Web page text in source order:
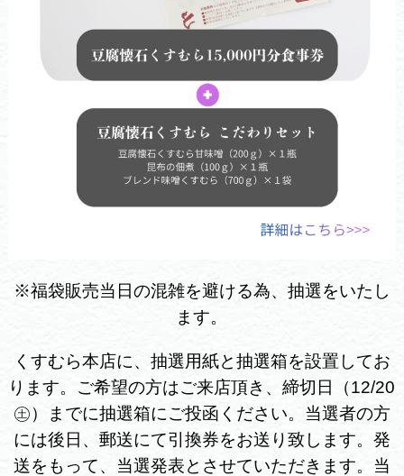
※福袋販売当日の混雑を避ける為、抽選をいたし
ます。
くすむら本店に、抽選用紙と抽選箱を設置してお
ります。ご希望の方はご来店頂き、締切日（12/20
㊏）までに抽選箱にご投函ください。当選者の方
には後日、郵送にて引換券をお送り致します。発
送をもって、当選発表とさせていただきます。当